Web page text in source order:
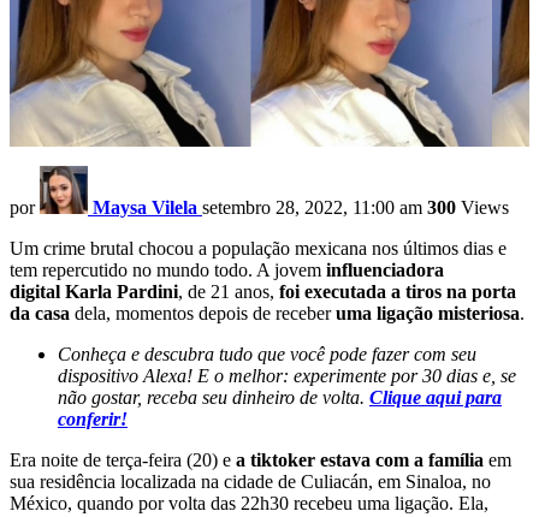
por Maysa Vilela setembro 28, 2022, 11:00 am 300 Views
Um crime brutal chocou a população mexicana nos últimos dias e
tem repercutido no mundo todo. A jovem influenciadora
digital Karla Pardini, de 21 anos, foi executada a tiros na porta
da casa dela, momentos depois de receberuma ligação misteriosa.
Conheça e descubra tudo que você pode fazer com seu
dispositivo Alexa! E o melhor: experimente por 30 dias e, se
não gostar, receba seu dinheiro de volta. Clique aqui para
conferir!
Era noite de terça-feira (20) e a tiktoker estava com a família em
sua residência localizada na cidade de Culiacán, em Sinaloa, no
México, quando por volta das 22h30 recebeu uma ligação. Ela,